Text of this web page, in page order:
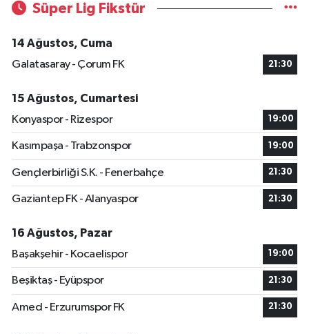
Süper Lig Fikstür
14 Ağustos, Cuma
Galatasaray - Çorum FK
21:30
15 Ağustos, Cumartesi
Konyaspor - Rizespor
19:00
Kasımpaşa - Trabzonspor 19:00
Gençlerbirliği S.K. - Fenerbahçe 21:30
Gaziantep FK - Alanyaspor 21:30
16 Ağustos, Pazar
Başakşehir - Kocaelispor
19:00
Beşiktaş - Eyüpspor 21:30
Amed - Erzurumspor FK 21:30